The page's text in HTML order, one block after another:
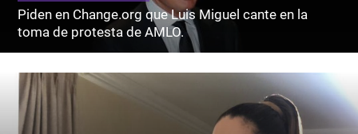
Piden en Change.org que Luis Miguel cante en la
toma de protesta de AMLO.